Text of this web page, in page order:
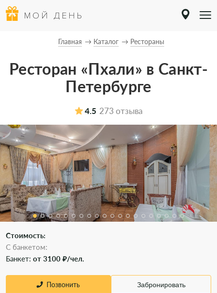
МОЙ ДЕНЬ
Главная Каталог Рестораны
Ресторан «Пхали» в Санкт-
Петербурге
4.5 273 отзыва
Стоимость:
С банкетом:
Банкет: от 3100 ₽/чел.
Позвонить Забронировать